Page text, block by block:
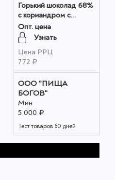
Горький шоколад 68%
с кориандром с
кориандром
(Кокосовый сахар) 100
г оптом
Опт. цена
Узнать
Цена РРЦ
772 ₽
ООО "ПИЩА
БОГОВ"
Мин
5 000 ₽
Тест товаров 60 дней